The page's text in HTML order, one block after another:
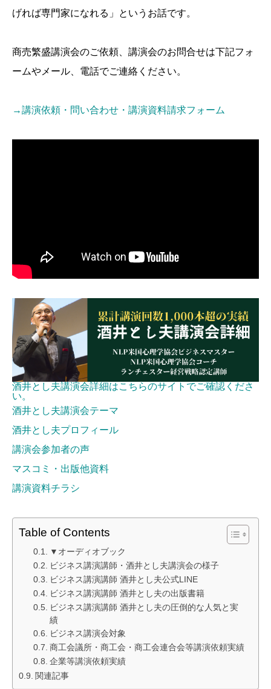
げれば専門家になれる」というお話です。
商売繁盛講演会のご依頼、講演会のお問合せは下記フォ
ームやメール、電話でご連絡ください。
→講演依頼・問い合わせ・講演資料請求フォーム
酒井とし夫講演会詳細はこちらのサイトでご確認くださ
い。
酒井とし夫講演会テーマ
酒井とし夫プロフィール
講演会参加者の声
マスコミ・出版他資料
講演資料チラシ
Table of Contents
▼オーディオブック
ビジネス講演講師・酒井とし夫講演会の様子
ビジネス講演講師 酒井とし夫公式LINE
ビジネス講演講師 酒井とし夫の出版書籍
ビジネス講演講師 酒井とし夫の圧倒的な人気と実
績
ビジネス講演会対象
商工会議所・商工会・商工会連合会等講演依頼実績
企業等講演依頼実績
関連記事